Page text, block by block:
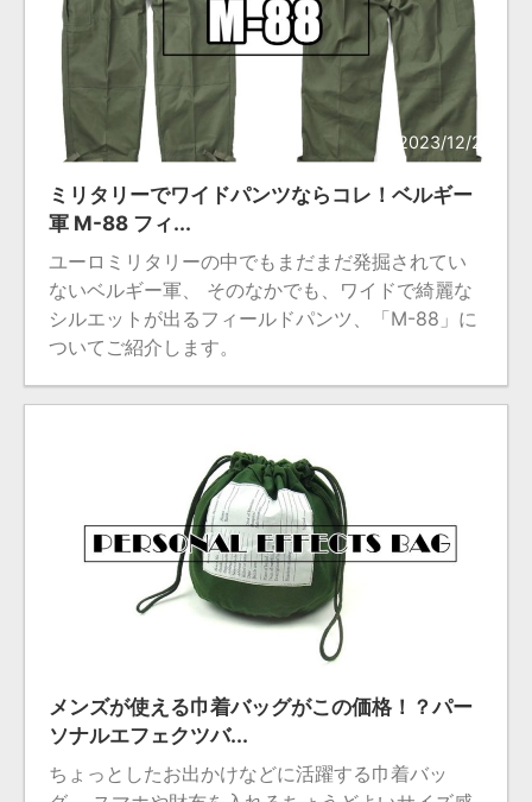
2023/12/22
ミリタリーでワイドパンツならコレ！ベルギー
軍 M-88 フィ...
ユーロミリタリーの中でもまだまだ発掘されてい
ないベルギー軍、 そのなかでも、ワイドで綺麗な
シルエットが出るフィールドパンツ、「M-88」に
ついてご紹介します。
メンズが使える巾着バッグがこの価格！？パー
ソナルエフェクツバ...
ちょっとしたお出かけなどに活躍する巾着バッ